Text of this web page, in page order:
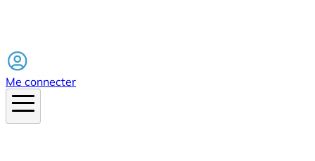
Me connecter